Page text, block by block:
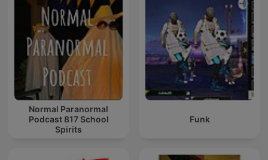
Normal Paranormal
Podcast 817 School
Spirits
Funk